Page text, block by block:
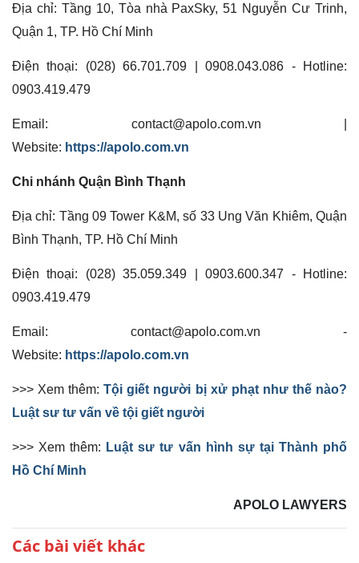
Địa chỉ: Tầng 10, Tòa nhà PaxSky, 51 Nguyễn Cư Trinh,
Quận 1, TP. Hồ Chí Minh
Điện thoại: (028) 66.701.709 | 0908.043.086 - Hotline:
0903.419.479
Email: contact@apolo.com.vn |
Website: https://apolo.com.vn
Chi nhánh Quận Bình Thạnh
Địa chỉ: Tầng 09 Tower K&M, số 33 Ung Văn Khiêm, Quận
Bình Thạnh, TP. Hồ Chí Minh
Điện thoại: (028) 35.059.349 | 0903.600.347 - Hotline:
0903.419.479
Email: contact@apolo.com.vn -
Website: https://apolo.com.vn
>>> Xem thêm:Tội giết người bị xử phạt như thế nào?
Luật sư tư vấn về tội giết người
>>> Xem thêm: Luật sư tư vấn hình sự tại Thành phố
Hồ Chí Minh
APOLO LAWYERS
Các bài viết khác